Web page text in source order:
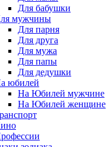
Для бабушки
мужчины
Для парня
Для друга
Для мужа
Для папы
Для дедушки
юбилей
На Юбилей мужчине
На Юбилей женщине